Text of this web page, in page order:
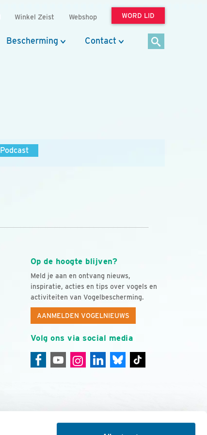
Winkel Zeist Webshop WORD LID
Bescherming Contact
Podcast
Op de hoogte blijven?
Meld je aan en ontvang nieuws,
inspiratie, acties en tips over vogels en
activiteiten van Vogelbescherming.
AANMELDEN VOGELNIEUWS
Volg ons via social media